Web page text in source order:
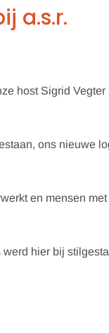
a.s.r.
host Sigrid
ons nieuwe
en mensen
hier bij